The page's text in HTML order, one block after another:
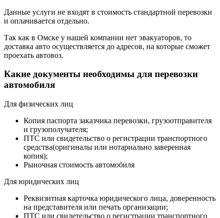
Данные услуги не входят в стоимость стандартной перевозки
и оплачивается отдельно.
Так как в Омске у нашей компании нет эвакуаторов, то
доставка авто осуществляется до адресов, на которые сможет
проехать автовоз.
Какие документы необходимы для перевозки
автомобиля
Для физических лиц
Копия паспорта заказчика перевозки, грузоотправителя
и грузополучателя;
ПТС или свидетельство о регистрации транспортного
средства(оригиналы или нотариально заверенная
копия);
Рыночная стоимость автомобиля
Для юридических лиц
Реквизитная карточка юридического лица, доверенность
на представителя или печать организации;
ПТС или свидетельство о регистрации транспортного